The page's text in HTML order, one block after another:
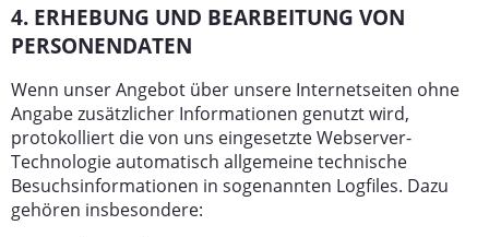
4. ERHEBUNG UND BEARBEITUNG VON
PERSONENDATEN
Wenn unser Angebot über unsere Internetseiten ohne
Angabe zusätzlicher Informationen genutzt wird,
protokolliert die von uns eingesetzte Webserver-
Technologie automatisch allgemeine technische
Besuchsinformationen in sogenannten Logfiles. Dazu
gehören insbesondere: